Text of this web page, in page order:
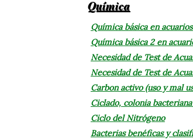
Química
Química básica en
Química básica 2 en
Necesidad de Test de
Necesidad de Test de
Carbon activo (uso y mal
Ciclado, colonia
Ciclo del Nitrógeno
Bacterias benéficas y